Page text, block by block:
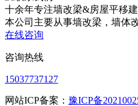
十余年专注墙改梁&房屋平移
本公司主要从事墙改梁，墙体
在线咨询
咨询热线
15037737127
网站ICP备案： 豫ICP备